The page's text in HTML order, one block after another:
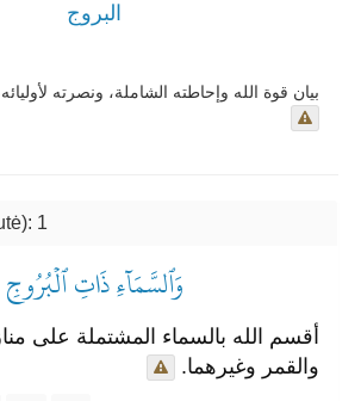
البروج
بيان قوة الله وإحاطته الشاملة، ونصرته
1
وَٱلسَّمَآءِ ذَاتِ ٱلۡبُرُوجِ
أقسم الله بالسماء المشتملة على
والقمر وغيرهما.